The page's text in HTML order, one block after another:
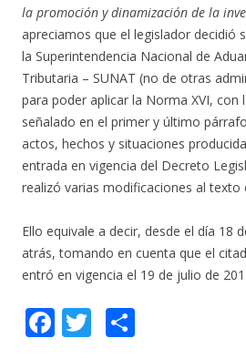
la promoción y dinamización de la
apreciamos que el legislador decidió
la Superintendencia Nacional de
Tributaria – SUNAT (no de otras
para poder aplicar la Norma XVI, con
señalado en el primer y último
actos, hechos y situaciones
entrada en vigencia del Decreto
realizó varias modificaciones al texto
Ello equivale a decir, desde el día 18
atrás, tomando en cuenta que el
entró en vigencia el 19 de julio de
F T